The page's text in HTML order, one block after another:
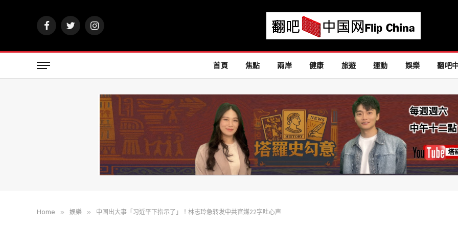
FacebookTwitterInstagram
首頁 焦點 兩岸 健康 旅遊 運動 娛樂 翻吧
Home » 娛樂 » 中国出大事「习近平下指示了」！林志玲急转发中共官媒22字吐心声